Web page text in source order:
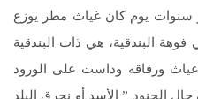
سنوات يوم كان غياث مطر يوزع
البندقية، هي ذات البندقية
ورفاقه وداست على الورود
الجنود ” الأسد أو نحرق البلد